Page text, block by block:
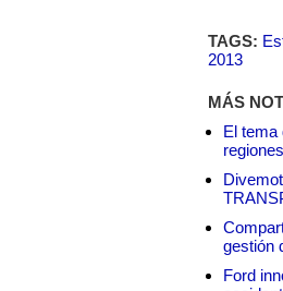
TAGS:
2013
MÁS
El tema
gestión
Ford